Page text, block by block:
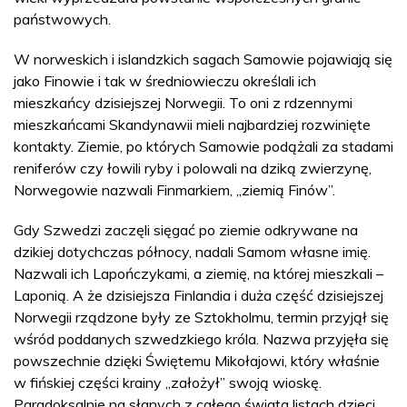
państwowych.
W norweskich i islandzkich sagach Samowie pojawiają się
jako Finowie i tak w średniowieczu określali ich
mieszkańcy dzisiejszej Norwegii. To oni z rdzennymi
mieszkańcami Skandynawii mieli najbardziej rozwinięte
kontakty. Ziemie, po których Samowie podążali za stadami
reniferów czy łowili ryby i polowali na dziką zwierzynę,
Norwegowie nazwali Finmarkiem, „ziemią Finów”.
Gdy Szwedzi zaczęli sięgać po ziemie odkrywane na
dzikiej dotychczas północy, nadali Samom własne imię.
Nazwali ich Lapończykami, a ziemię, na której mieszkali –
Laponią. A że dzisiejsza Finlandia i duża część dzisiejszej
Norwegii rządzone były ze Sztokholmu, termin przyjął się
wśród poddanych szwedzkiego króla. Nazwa przyjęła się
powszechnie dzięki Świętemu Mikołajowi, który właśnie
w fińskiej części krainy „założył” swoją wioskę.